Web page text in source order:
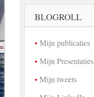
BLOGROLL
Mijn publicaties
Mijn Presentaties
Mijn tweets